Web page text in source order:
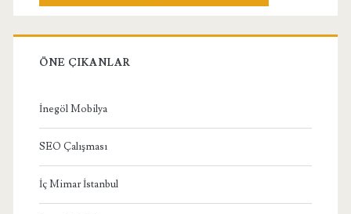
ÖNE ÇIKANLAR
İnegöl Mobilya
SEO Çalışması
İç Mimar İstanbul